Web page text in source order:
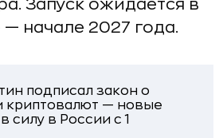
Запуск ожидается в
начале 2027 года.